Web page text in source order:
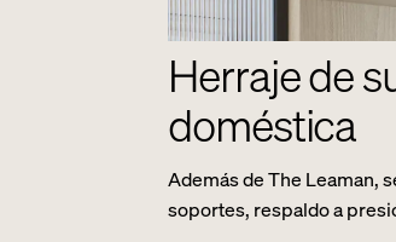
Herraje de
doméstica
Además de The Leaman,
soportes, respaldo a